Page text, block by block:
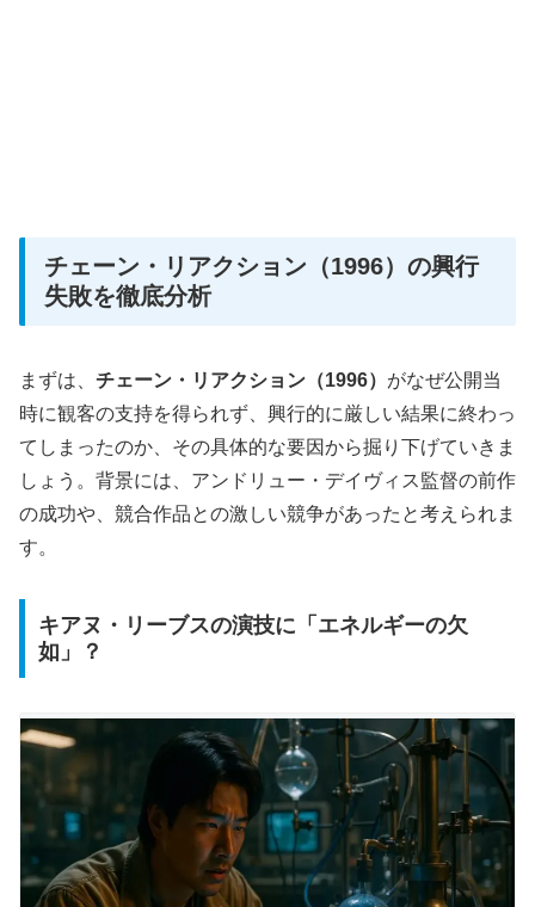
チェーン・リアクション（1996）の興行
失敗を徹底分析
まずは、 チェーン・リアクション（1996） がなぜ公開当
時に観客の支持を得られず、興行的に厳しい結果に終わっ
てしまったのか、その具体的な要因から掘り下げていきま
しょう。背景には、アンドリュー・デイヴィス監督の前作
の成功や、競合作品との激しい競争があったと考えられま
す。
キアヌ・リーブスの演技に「エネルギーの欠
如」？